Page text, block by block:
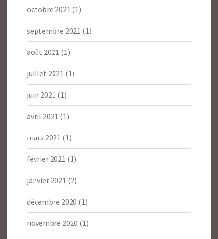
octobre 2021 (1)
septembre 2021 (1)
août 2021 (1)
juillet 2021 (1)
juin 2021 (1)
avril 2021 (1)
mars 2021 (1)
février 2021 (1)
janvier 2021 (2)
décembre 2020 (1)
novembre 2020 (1)